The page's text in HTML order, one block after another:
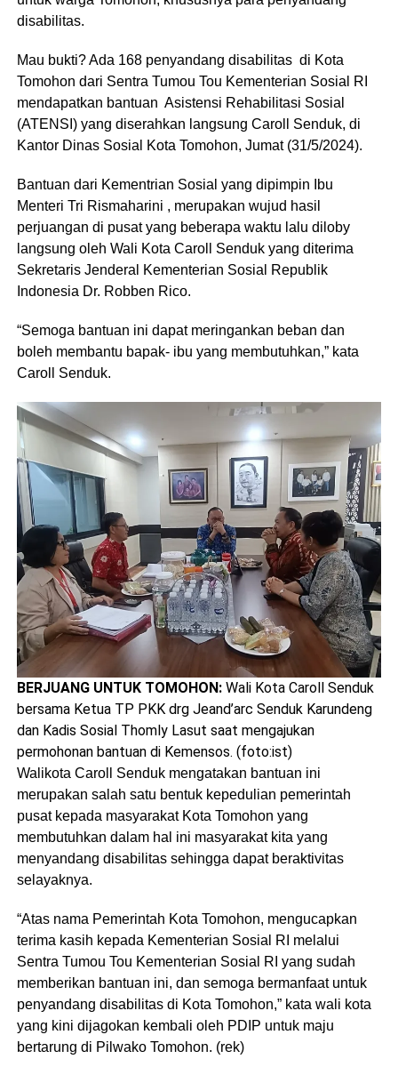
disabilitas.
Mau bukti? Ada 168 penyandang disabilitas di Kota
Tomohon dari Sentra Tumou Tou Kementerian Sosial RI
mendapatkan bantuan Asistensi Rehabilitasi Sosial
(ATENSI) yang diserahkan langsung Caroll Senduk, di
Kantor Dinas Sosial Kota Tomohon, Jumat (31/5/2024).
Bantuan dari Kementrian Sosial yang dipimpin Ibu
Menteri Tri Rismaharini , merupakan wujud hasil
perjuangan di pusat yang beberapa waktu lalu diloby
langsung oleh Wali Kota Caroll Senduk yang diterima
Sekretaris Jenderal Kementerian Sosial Republik
Indonesia Dr. Robben Rico.
“Semoga bantuan ini dapat meringankan beban dan
boleh membantu bapak- ibu yang membutuhkan,” kata
Caroll Senduk.
BERJUANG UNTUK TOMOHON: Wali Kota Caroll Senduk
bersama Ketua TP PKK drg Jeand’arc Senduk Karundeng
dan Kadis Sosial Thomly Lasut saat mengajukan
permohonan bantuan di Kemensos. (foto:ist)
Walikota Caroll Senduk mengatakan bantuan ini
merupakan salah satu bentuk kepedulian pemerintah
pusat kepada masyarakat Kota Tomohon yang
membutuhkan dalam hal ini masyarakat kita yang
menyandang disabilitas sehingga dapat beraktivitas
selayaknya.
“Atas nama Pemerintah Kota Tomohon, mengucapkan
terima kasih kepada Kementerian Sosial RI melalui
Sentra Tumou Tou Kementerian Sosial RI yang sudah
memberikan bantuan ini, dan semoga bermanfaat untuk
penyandang disabilitas di Kota Tomohon,” kata wali kota
yang kini dijagokan kembali oleh PDIP untuk maju
bertarung di Pilwako Tomohon. (rek)